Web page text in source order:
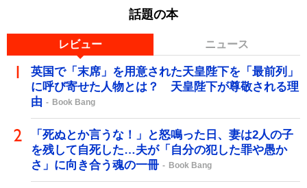
話題の本
レビュー ニュース
英国で「末席」を用意された天皇陛下を「最前列」
に呼び寄せた人物とは？ 天皇陛下が尊敬される理
由
Book Bang
「死ぬとか言うな！」と怒鳴った日、妻は2人の子
を残して自死した…夫が「自分の犯した罪や愚か
さ」に向き合う魂の一冊
Book Bang